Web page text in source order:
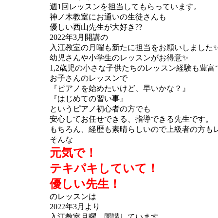
週1回レッスンを担当してもらっています。
神ノ木教室にお通いの生徒さんも
優しい西山先生が大好き??
2022年3月開講の
入江教室の月曜も新たに担当をお願いしました
幼児さんや小学生のレッスンがお得意✨
1,2歳児の小さな子供たちのレッスン経験も豊富
お子さんのレッスンで
『ピアノを始めたいけど、早いかな？』
『はじめての習い事』
というピアノ初心者の方でも
安心してお任せできる、指導できる先生です。
もちろん、経歴も素晴らしいので上級者の方も
そんな
元気で！
テキパキしていて！
優しい先生！
のレッスンは
2022年3月より